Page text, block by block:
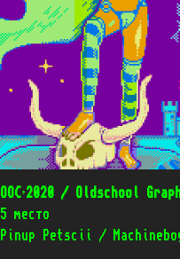
OOC’2020 / Oldschool
5 место
Pinup Petscii /